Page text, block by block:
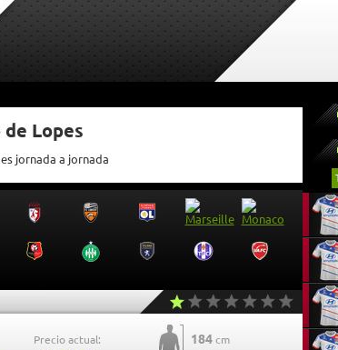
Lopes
jornada a jornada
Precio actual: 184 cm